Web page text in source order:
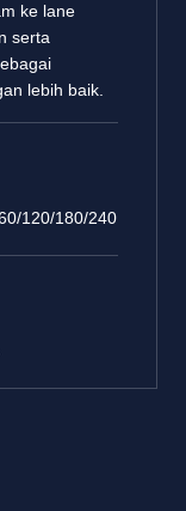
ke lane
serta
lebih baik.
120/180/240